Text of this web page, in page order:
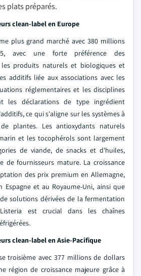
plats préparés.
clean-label en Europe
plus grand marché avec 380 millions
avec une forte préférence des
produits naturels et biologiques et
additifs liée aux associations avec les
réglementaires et les disciplines
les déclarations de type ingrédient
ce qui s'aligne sur les systèmes à
plantes. Les antioxydants naturels
et les tocophérols sont largement
de viande, de snacks et d'huiles,
de fournisseurs mature. La croissance
des prix premium en Allemagne,
Espagne et au Royaume-Uni, ainsi que
solutions dérivées de la fermentation
est crucial dans les chaînes
clean-label en Asie-Pacifique
troisième avec 377 millions de dollars
région de croissance majeure grâce à